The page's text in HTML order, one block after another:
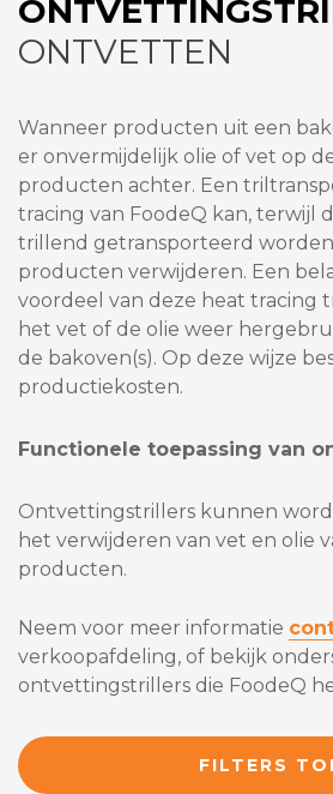
ONTVETTEN
Wanneer producten uit een
er onvermijdelijk olie of vet op
producten achter. Een
tracing van FoodeQ kan, terwijl
trillend getransporteerd
producten verwijderen. Een
voordeel van deze heat tracing
het vet of de olie weer
de bakoven(s). Op deze wijze
productiekosten.
Functionele toepassing van
Ontvettingstrillers kunnen
het verwijderen van vet en olie
producten.
Neem voor meer informatie
verkoopafdeling, of bekijk
ontvettingstrillers die FoodeQ
FILTERS